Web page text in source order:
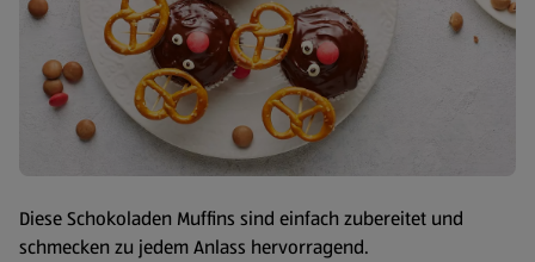
Diese Schokoladen Muffins sind einfach zubereitet und
schmecken zu jedem Anlass hervorragend.